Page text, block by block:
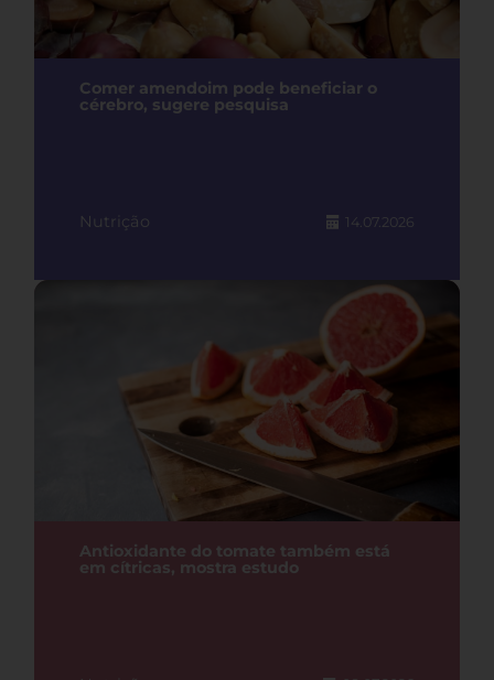
Comer amendoim pode beneficiar o
cérebro, sugere pesquisa
Nutrição 14.07.2026
Antioxidante do tomate também está
em cítricas, mostra estudo